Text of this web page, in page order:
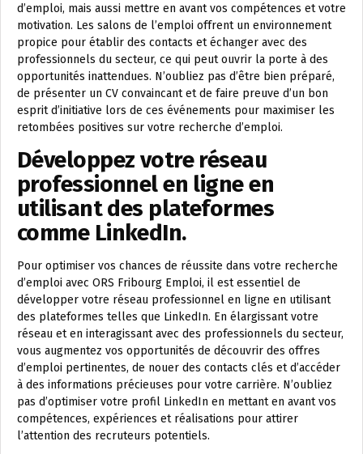
d’emploi, mais aussi mettre en avant vos compétences et votre
motivation. Les salons de l’emploi offrent un environnement
propice pour établir des contacts et échanger avec des
professionnels du secteur, ce qui peut ouvrir la porte à des
opportunités inattendues. N’oubliez pas d’être bien préparé,
de présenter un CV convaincant et de faire preuve d’un bon
esprit d’initiative lors de ces événements pour maximiser les
retombées positives sur votre recherche d’emploi.
Développez votre réseau
professionnel en ligne en
utilisant des plateformes
comme LinkedIn.
Pour optimiser vos chances de réussite dans votre recherche
d’emploi avec ORS Fribourg Emploi, il est essentiel de
développer votre réseau professionnel en ligne en utilisant
des plateformes telles que LinkedIn. En élargissant votre
réseau et en interagissant avec des professionnels du secteur,
vous augmentez vos opportunités de découvrir des offres
d’emploi pertinentes, de nouer des contacts clés et d’accéder
à des informations précieuses pour votre carrière. N’oubliez
pas d’optimiser votre profil LinkedIn en mettant en avant vos
compétences, expériences et réalisations pour attirer
l’attention des recruteurs potentiels.